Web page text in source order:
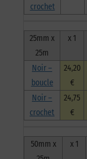
crochet
25mm x
25m
x 1
Noir –
boucle
24,20
€
Noir –
crochet
24,75
€
50mm x
x 1